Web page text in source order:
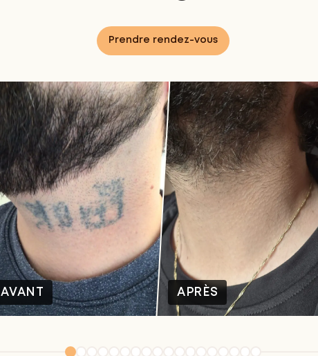
Prendre rendez-vous
AVANT APRÈS